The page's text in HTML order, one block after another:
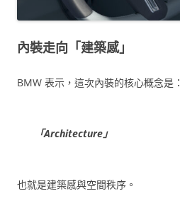
內裝走向「建築感」
BMW 表示，這次內裝的核心概念是：
「Architecture」
也就是建築感與空間秩序。